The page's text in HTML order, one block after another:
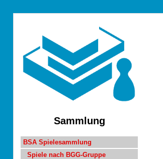
Sammlung
BSA Spielesammlung
Spiele nach BGG-Gruppe